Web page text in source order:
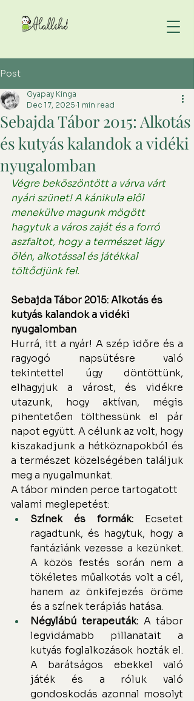
Post
Sebajda Tábor 2015: Alkotás
és kutyás kalandok a vidéki
nyugalomban
Gyapay Kinga
Dec 17, 2025 1 min read
Végre beköszöntött a várva várt
nyári szünet! A kánikula elől
menekülve magunk mögött
hagytuk a város zaját és a forró
aszfaltot, hogy a természet lágy
ölén, alkotással és játékkal
töltődjünk fel.
Sebajda Tábor 2015: Alkotás és
kutyás kalandok a vidéki
nyugalomban
Hurrá, itt a nyár! A szép időre és a
ragyogó napsütésre való
tekintettel úgy döntöttünk,
elhagyjuk a várost, és vidékre
utazunk, hogy aktívan, mégis
pihentetően tölthessünk el pár
napot együtt. A célunk az volt, hogy
kiszakadjunk a hétköznapokból és
a természet közelségében találjuk
meg a nyugalmunkat.
A tábor minden perce tartogatott
valami meglepetést:
Színek és formák: Ecsetet
ragadtunk, és hagytuk, hogy a
fantáziánk vezesse a kezünket.
A közös festés során nem a
tökéletes műalkotás volt a cél,
hanem az önkifejezés öröme
és a színek terápiás hatása.
Négylábú terapeuták: A tábor
legvidámabb pillanatait a
kutyás foglalkozások hozták el.
A barátságos ebekkel való
játék és a róluk való
gondoskodás azonnal mosolyt